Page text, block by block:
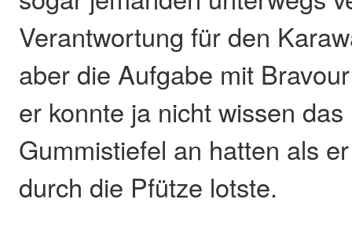
Verantwortung für den
aber die Aufgabe mit
er konnte ja nicht wissen
Gummistiefel an hatten als
durch die Pfütze lotste.